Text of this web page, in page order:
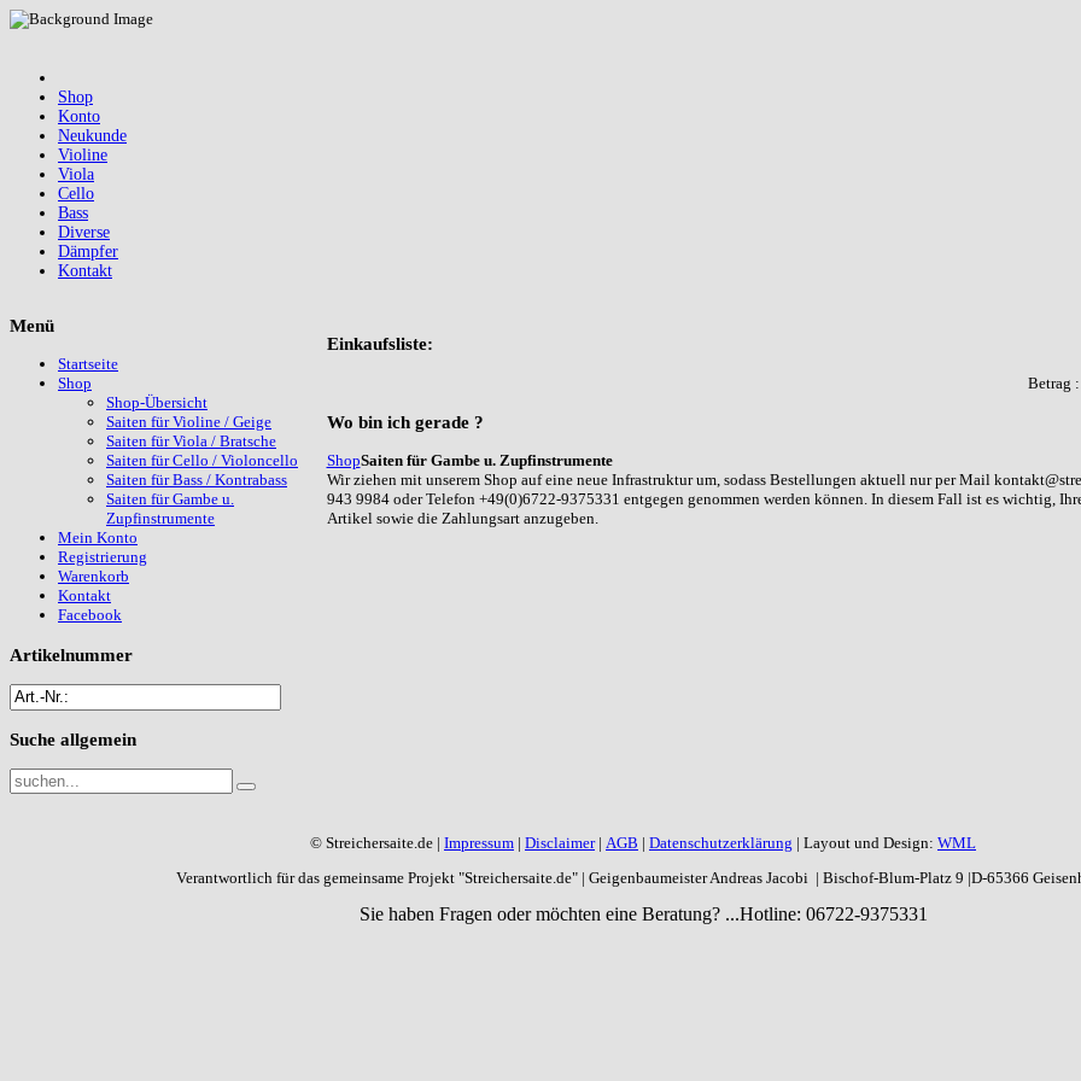
Shop
Konto
Neukunde
Violine
Viola
Cello
Bass
Diverse
Dämpfer
Kontakt
Einkaufsliste:
Betrag :
Wo bin ich gerade ?
ShopSaiten für Gambe u. Zupfinstrumente
Wir ziehen mit unserem Shop auf eine neue Infrastruktur um, sodass Bestellungen aktuell nur per Mail
943 9984 oder Telefon +49(0)6722-9375331 entgegen genommen werden können. In diesem Fall ist es wichtig,
Artikel sowie die Zahlungsart anzugeben.
Menü
Startseite
Shop
Shop-Übersicht
Saiten für Violine / Geige
Saiten für Viola / Bratsche
Saiten für Cello / Violoncello
Saiten für Bass / Kontrabass
Saiten für Gambe u.
Zupfinstrumente
Mein Konto
Registrierung
Warenkorb
Kontakt
Facebook
Artikelnummer
Suche allgemein
© Streichersaite.de | Impressum | Disclaimer| AGB | Datenschutzerklärung | Layout und Design: WML
Verantwortlich für das gemeinsame Projekt "Streichersaite.de" | Geigenbaumeister Andreas Jacobi | Bischof-Blum-Platz 9 |D-65366
Sie haben Fragen oder möchten eine Beratung? ...Hotline: 06722-9375331